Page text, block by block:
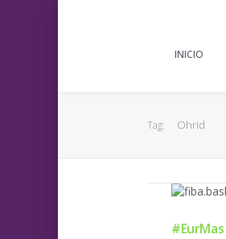
INICIO
Tag: Ohrid
#EurMas